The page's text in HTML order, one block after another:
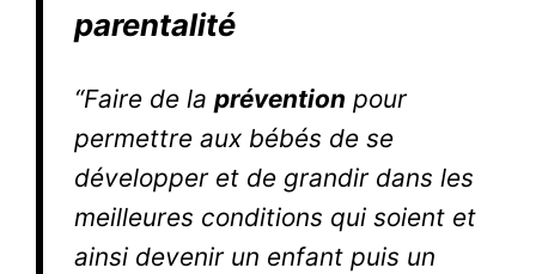
parentalité
“Faire de laprévention pour
permettre aux bébés de se
développer et de grandir dans les
meilleures conditions qui soient et
ainsi devenir un enfant puis un